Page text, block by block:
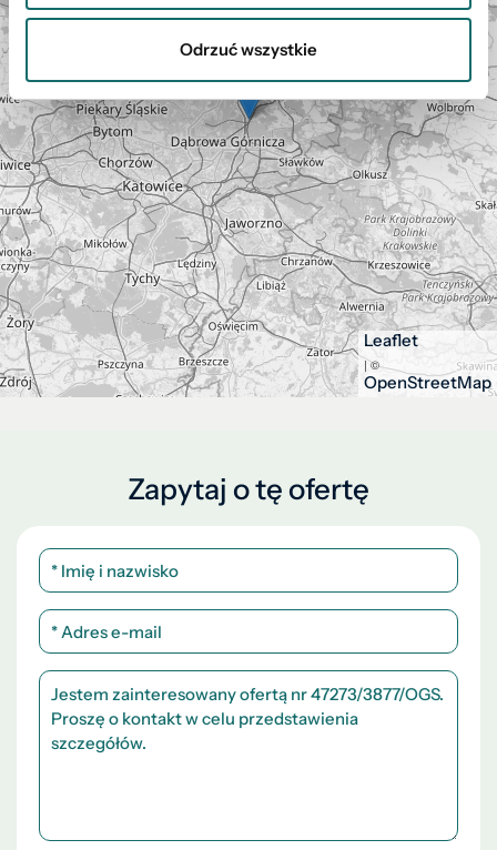
Odrzuć wszystkie
Leaflet
| ©
OpenStreetMap
Zapytaj o tę ofertę